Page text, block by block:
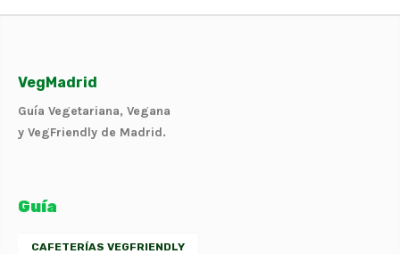
VegMadrid
Guía Vegetariana, Vegana
y VegFriendly de Madrid.
Guía
CAFETERÍAS VEGFRIENDLY